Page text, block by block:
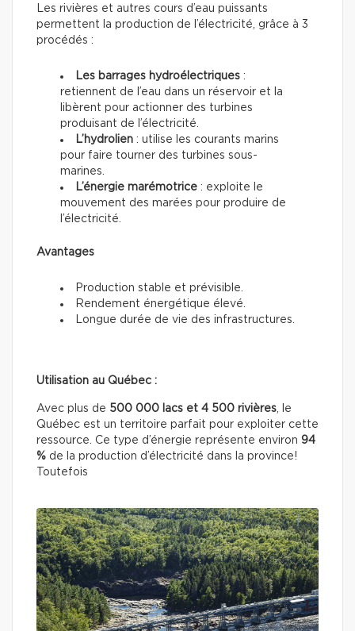
Les rivières et autres cours d’eau puissants
permettent la production de l’électricité, grâce à 3
procédés :
Les barrages hydroélectriques :
retiennent de l’eau dans un réservoir et la
libèrent pour actionner des turbines
produisant de l’électricité.
L’hydrolien : utilise les courants marins
pour faire tourner des turbines sous-
marines.
L’énergie marémotrice : exploite le
mouvement des marées pour produire de
l’électricité.
Avantages
Production stable et prévisible.
Rendement énergétique élevé.
Longue durée de vie des infrastructures.
Utilisation au Québec :
Avec plus de 500 000 lacs et 4 500 rivières , le
Québec est un territoire parfait pour exploiter cette
ressource. Ce type d’énergie représente environ 94
% de la production d’électricité dans la province!
Toutefois